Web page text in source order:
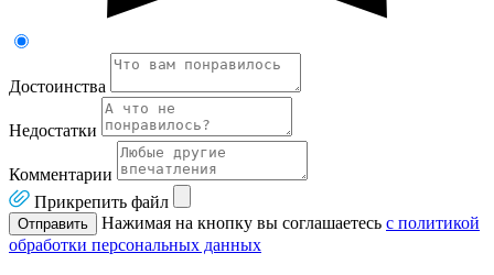
Достоинства
Недостатки
Комментарии
Прикрепить файл
Отправить Нажимая на кнопку вы соглашаетесь с политикой
обработки персональных данных